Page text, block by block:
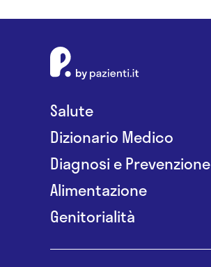
Salute
Dizionario Medico
Diagnosi e Prevenzione
Alimentazione
Genitorialità